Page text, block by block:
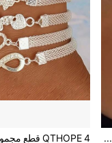
QTHOPE قلادة على شكل حرف Y مزينة بالراين ستون والشرابات الطويلة على شكل زهرة عباد الشمس للنساء قطعة واحدة